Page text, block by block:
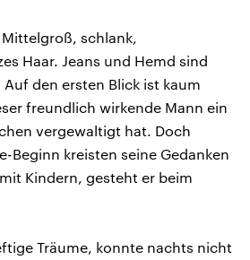
Mittelgroß, schlank,
Haar. Jeans und Hemd sind
den ersten Blick ist kaum
freundlich wirkende Mann ein
vergewaltigt hat. Doch
Beginn kreisten seine Gedanken
Kindern, gesteht er beim
Träume, konnte nachts nicht